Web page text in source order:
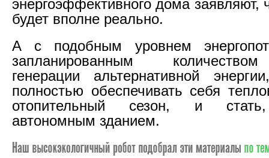
энергоэффективного дома заявляют,
будет вполне реально.
А с подобным уровнем
запланированным
генерации альтернативной
полностью обеспечивать себя
отопительный сезон, и
автономным зданием.